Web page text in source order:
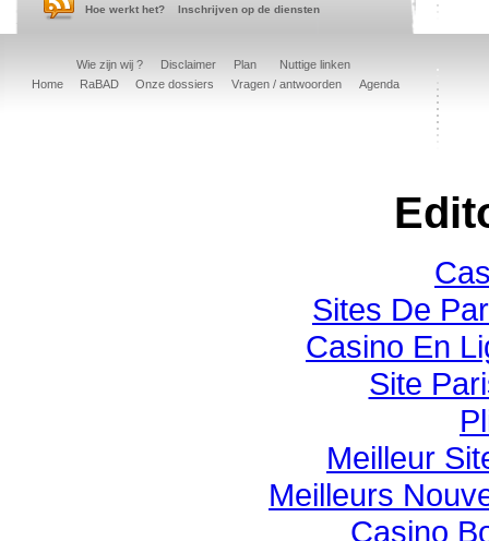
Hoe werkt het? Inschrijven op de diensten
Wie zijn wij ? Disclaimer Plan
Nuttige linken
Home
RaBAD Onze dossiers Vragen / antwoorden Agenda
Sites De
Casino En
Site
Meilleur
Meilleurs
Casino